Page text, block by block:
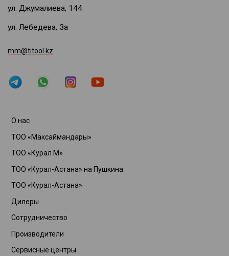
О нас
ТОО «Максаймандары»
ТОО «Курал М»
ТОО «Курал-Астана» на Пушкина
ТОО «Курал-Астана»
Дилеры
Сотрудничество
Производители
Сервисные центры
ул. Джумалиева, 144
ул. Лебедева, 3а
mm@titool.kz